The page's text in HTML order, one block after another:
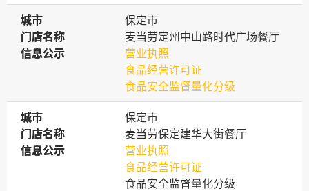
城市
城市
保定市
门店名称
门店名称
麦当劳定州中山路时代广场餐厅
信息公示
信息公示
营业执照
食品经营许可证
食品安全监督量化分级
城市
城市
保定市
门店名称
门店名称
麦当劳保定建华大街餐厅
信息公示
信息公示
营业执照
食品经营许可证
食品安全监督量化分级